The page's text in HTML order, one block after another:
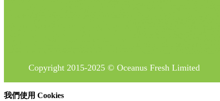
Copyright 2015-2025 © Oceanus Fresh Limited
我們使用 Cookies